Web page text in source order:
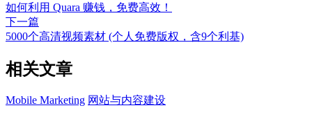
如何利用 Quara 赚钱，免费高效！
下一篇
5000个高清视频素材 (个人免费版权，含9个利基)
相关文章
Mobile Marketing 网站与内容建设